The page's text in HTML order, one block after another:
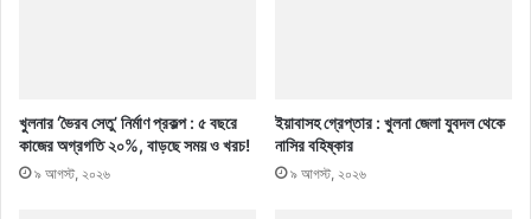
খুলনার ‘ভৈরব সেতু’ নির্মাণ প্রকল্প : ৫ বছরে
কাজের অগ্রগতি ২০%, বাড়ছে সময় ও খরচ!
৯ আগস্ট, ২০২৬
ইয়াবাসহ গ্রেপ্তার : খুলনা জেলা যুবদল থেকে
নাসির বহিষ্কার
৯ আগস্ট, ২০২৬